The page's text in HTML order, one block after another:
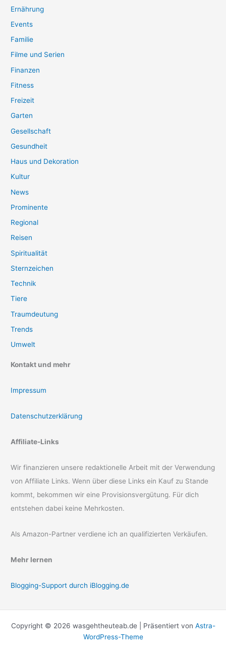
Ernährung
Events
Familie
Filme und Serien
Finanzen
Fitness
Freizeit
Garten
Gesellschaft
Gesundheit
Haus und Dekoration
Kultur
News
Prominente
Regional
Reisen
Spiritualität
Sternzeichen
Technik
Tiere
Traumdeutung
Trends
Umwelt
Kontakt und mehr
Impressum
Datenschutzerklärung
Affiliate-Links
Wir finanzieren unsere redaktionelle Arbeit mit der Verwendung
von Affiliate Links. Wenn über diese Links ein Kauf zu Stande
kommt, bekommen wir eine Provisionsvergütung. Für dich
entstehen dabei keine Mehrkosten.
Als Amazon-Partner verdiene ich an qualifizierten Verkäufen.
Mehr lernen
Blogging-Support durch iBlogging.de
Copyright © 2026 wasgehtheuteab.de | Präsentiert von Astra-
WordPress-Theme